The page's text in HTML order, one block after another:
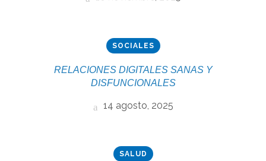
SOCIALES
RELACIONES DIGITALES SANAS Y
DISFUNCIONALES
14 agosto, 2025
SALUD